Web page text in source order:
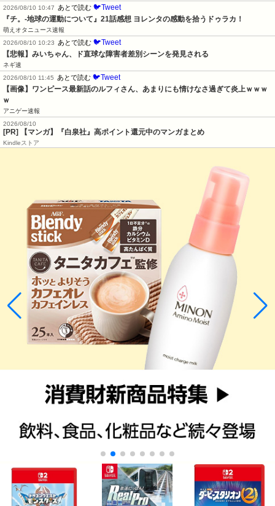
2026/08/10 10:47
あとで読む 🐦Tweet
『チ。-地球の運動について』21話感想 ヨレンタの感動を拾うドゥラカ！
萌えオタニュース速報
2026/08/10 10:23
あとで読む 🐦Tweet
【悲報】みいちゃん、ド直球な障害者差別シーンを発見される
ネギ速
2026/08/10 11:45
あとで読む 🐦Tweet
【画像】ワンピース最新話のルフィさん、あまりにも情けなさ過ぎて炎上ｗｗｗ
ｗ
アニゲー速報
2026/08/10
[PR] 【マンガ】『白泉社』高ポイント還元中のマンガまとめ
Kindleストア